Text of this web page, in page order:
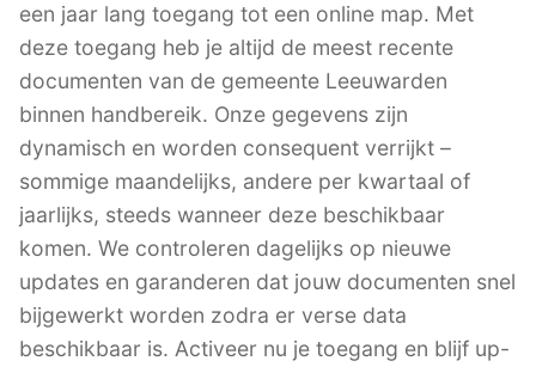
een jaar lang toegang tot een online map. Met
deze toegang heb je altijd de meest recente
documenten van de gemeente Leeuwarden
binnen handbereik. Onze gegevens zijn
dynamisch en worden consequent verrijkt –
sommige maandelijks, andere per kwartaal of
jaarlijks, steeds wanneer deze beschikbaar
komen. We controleren dagelijks op nieuwe
updates en garanderen dat jouw documenten snel
bijgewerkt worden zodra er verse data
beschikbaar is. Activeer nu je toegang en blijf up-